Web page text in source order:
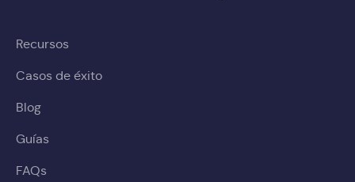
Recursos
Casos de éxito
Blog
Guías
FAQs